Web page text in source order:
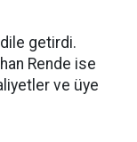
getirdi.
Rende ise
ve üye